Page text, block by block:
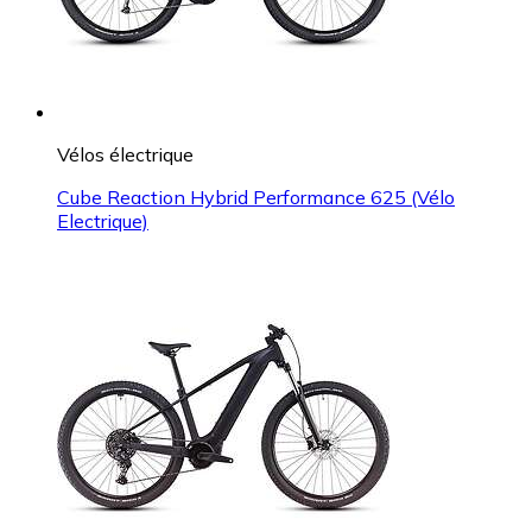
Vélos électrique
Cube Reaction Hybrid Performance 625 (Vélo
Electrique)